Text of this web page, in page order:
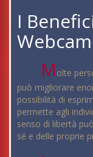
I
M olte
può migliorare
possibilità di
permette agli
senso di libertà
sé e delle proprie